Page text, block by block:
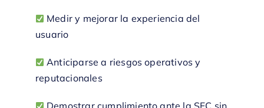
Medir y mejorar la experiencia del
usuario
Anticiparse a riesgos operativos y
reputacionales
Demostrar cumplimiento ante la SFC sin